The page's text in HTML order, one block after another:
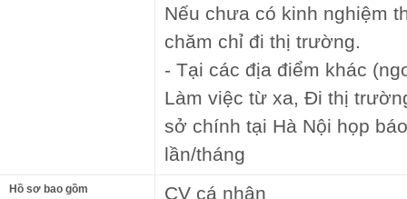
Nếu chưa có kinh nghiệm
chăm chỉ đi thị trường.
- Tại các địa điểm khác
Làm việc từ xa, Đi thị
sở chính tại Hà Nội họp
lần/tháng
Hồ sơ bao gồm CV cá nhân